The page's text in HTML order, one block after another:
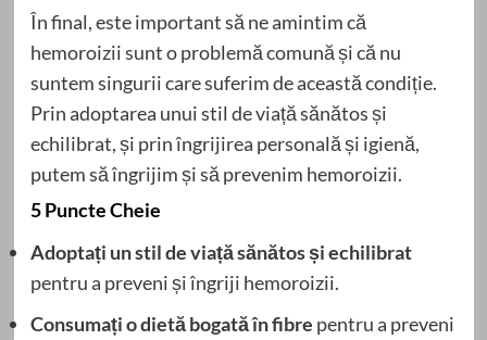
În final, este important să ne amintim că
hemoroizii sunt o problemă comună și că nu
suntem singurii care suferim de această condiție.
Prin adoptarea unui stil de viață sănătos și
echilibrat, și prin îngrijirea personală și igienă,
putem să îngrijim și să prevenim hemoroizii.
5 Puncte Cheie
Adoptați un stil de viață sănătos și echilibrat
pentru a preveni și îngriji hemoroizii.
Consumați o dietă bogată în fibre pentru a preveni